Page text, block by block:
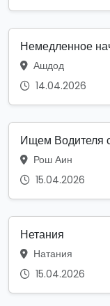
Немедленное
Ашдод
14.04.2026
Ищем Водителя
Рош Аин
15.04.2026
Нетания
Натания
15.04.2026